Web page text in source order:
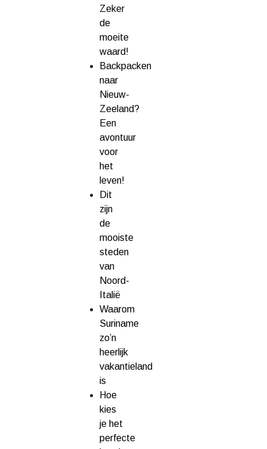
Zeker
de
moeite
waard!
Backpacken
naar
Nieuw-
Zeeland?
Een
avontuur
voor
het
leven!
Dit
zijn
de
mooiste
steden
van
Noord-
Italië
Waarom
Suriname
zo’n
heerlijk
vakantieland
is
Hoe
kies
je het
perfecte